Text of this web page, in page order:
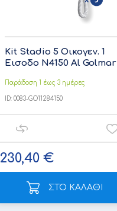
Kit Stadio 5 Οικογεν. 1
Εισοδο N4150 Al Golmar
Παράδοση 1 έως 3 ημέρες
ID: 0083-GO11284150
230,40 €
ΣΤΟ ΚΑΛΑΘΙ